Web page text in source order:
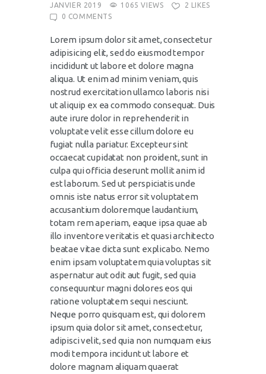
JANVIER 2019
1065 VIEWS 2
LIKES
0 COMMENTS
Lorem ipsum dolor sit amet, consectetur
adipisicing elit, sed do eiusmod tempor
incididunt ut labore et dolore magna
aliqua. Ut enim ad minim veniam, quis
nostrud exercitation ullamco laboris nisi
ut aliquip ex ea commodo consequat. Duis
aute irure dolor in reprehenderit in
voluptate velit esse cillum dolore eu
fugiat nulla pariatur. Excepteur sint
occaecat cupidatat non proident, sunt in
culpa qui officia deserunt mollit anim id
est laborum. Sed ut perspiciatis unde
omnis iste natus error sit voluptatem
accusantium doloremque laudantium,
totam rem aperiam, eaque ipsa quae ab
illo inventore veritatis et quasi architecto
beatae vitae dicta sunt explicabo. Nemo
enim ipsam voluptatem quia voluptas sit
aspernatur aut odit aut fugit, sed quia
consequuntur magni dolores eos qui
ratione voluptatem sequi nesciunt.
Neque porro quisquam est, qui dolorem
ipsum quia dolor sit amet, consectetur,
adipisci velit, sed quia non numquam eius
modi tempora incidunt ut labore et
dolore magnam aliquam quaerat